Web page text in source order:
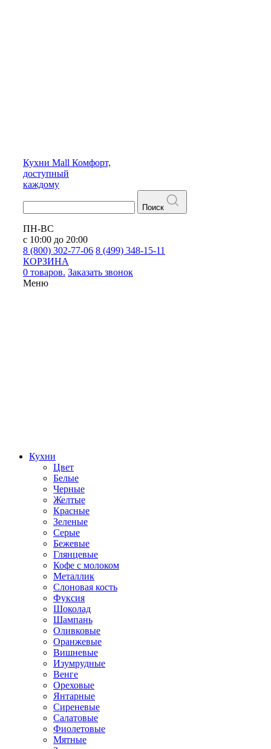
Кухни Mall Комфорт,
доступный
каждому
Поиск
ПН-ВС
с 10:00 до 20:00
8 (800) 302-77-06 8 (499) 348-15-11
КОРЗИНА
0 товаров. Заказать звонок
Меню
Кухни
Цвет
Белые
Черные
Желтые
Красные
Зеленые
Серые
Бежевые
Глянцевые
Кофе с молоком
Металлик
Слоновая кость
Фуксия
Шоколад
Шампань
Оливковые
Оранжевые
Вишневые
Изумрудные
Венге
Ореховые
Янтарные
Сиреневые
Салатовые
Фиолетовые
Мятные